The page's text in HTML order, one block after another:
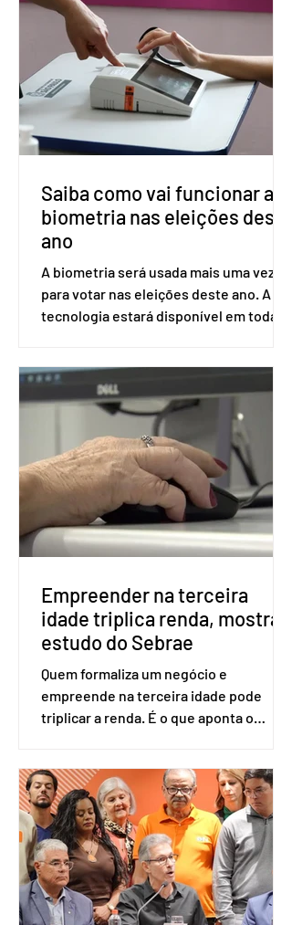
prolongada e pode ser tomado a cada
dois meses. O pedido de inclusão vai
ser encaminhado pelo Ministério da
Saúde à Comissão Nacional de
Incorporação de Novas Tecnologias no
SUS (Conitec) na semana que vem. A
Conitec é um colegiado
Saiba como vai funcionar a
biometria nas eleições deste
ano
A biometria será usada mais uma vez
para votar nas eleições deste ano. A
tecnologia estará disponível em todas
Apesar da requisição, a biometria não é
obrigatória para exercer o direito ao
voto. Se o título estiver regular, o
eleitor pode votar mesmo sem ter
realizado esse cadastro. Neste caso,
será exigido o documento de
identificação para acesso à urna
eletrônica. Se a urna eletrônica não
reconh
Empreender na terceira
idade triplica renda, mostra
estudo do Sebrae
Quem formaliza um negócio e
empreende na terceira idade pode
triplicar a renda. É o que aponta o
Amostra de Domicílio (PNAD Contínua),
do Serviço Brasileiro de Apoio às Micro
e Pequenas Empresas (Sebrae),
realizado a partir de dados do Instituto
Brasileiro de Geografia e Estatística
(IBGE). O estudo do Sebrae mostra que,
no quarto trimestre de 2025, os